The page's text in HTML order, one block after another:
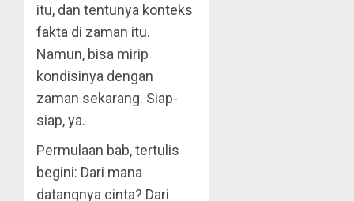
itu, dan tentunya konteks
fakta di zaman itu.
Namun, bisa mirip
kondisinya dengan
zaman sekarang. Siap-
siap, ya.
Permulaan bab, tertulis
begini: Dari mana
datangnya cinta? Dari